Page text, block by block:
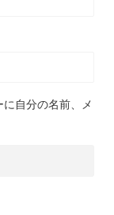
自分の名前、メ